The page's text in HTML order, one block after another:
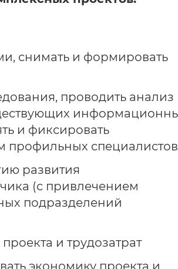
снимать и формировать
проводить анализ
и фиксировать
профильных
развития
(с привлечением
подразделений
и трудозатрат
экономику проекта и